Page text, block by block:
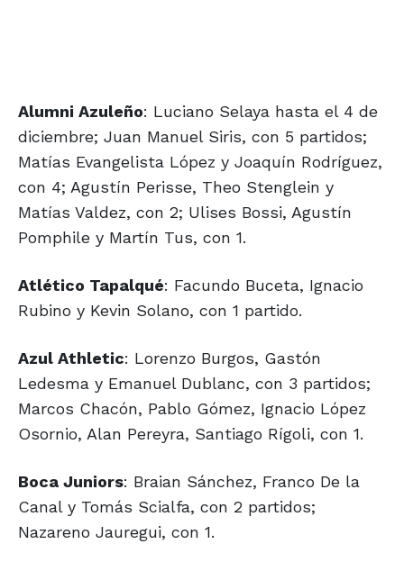
Alumni Azuleño: Luciano Selaya hasta el 4 de
diciembre; Juan Manuel Siris, con 5 partidos;
Matías Evangelista López y Joaquín Rodríguez,
con 4; Agustín Perisse, Theo Stenglein y
Matías Valdez, con 2; Ulises Bossi, Agustín
Pomphile y Martín Tus, con 1.
Atlético Tapalqué: Facundo Buceta, Ignacio
Rubino y Kevin Solano, con 1 partido.
Azul Athletic: Lorenzo Burgos, Gastón
Ledesma y Emanuel Dublanc, con 3 partidos;
Marcos Chacón, Pablo Gómez, Ignacio López
Osornio, Alan Pereyra, Santiago Rígoli, con 1.
Boca Juniors: Braian Sánchez, Franco De la
Canal y Tomás Scialfa, con 2 partidos;
Nazareno Jauregui, con 1.